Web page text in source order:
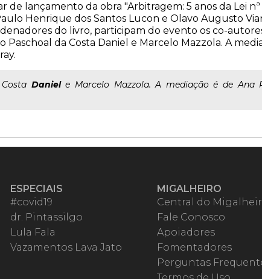
de lançamento da obra "Arbitragem: 5 anos da Lei nª
Henrique dos Santos Lucon e Olavo Augusto
do livro, participam do evento os co-
Paschoal da Costa Daniel e Marcelo Mazzola. A
Daniele Marcelo Mazzola. A mediação é de Ana
ESPECIAIS
#covid19
dr. Pintassilgo
Lula Fala
Vazamentos Lava Jato
MIGALHEIRO
Central do
Fale Conosco
Apoiadores
Fomentadores
Perguntas